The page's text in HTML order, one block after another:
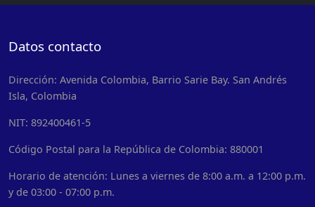
Datos contacto
Dirección: Avenida Colombia, Barrio Sarie Bay. San Andrés
Isla, Colombia
NIT: 892400461-5
Código Postal para la República de Colombia: 880001
Horario de atención: Lunes a viernes de 8:00 a.m. a 12:00 p.m.
y de 03:00 - 07:00 p.m.